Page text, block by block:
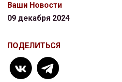
Ваши Новости
09 декабря 2024
ПОДЕЛИТЬСЯ